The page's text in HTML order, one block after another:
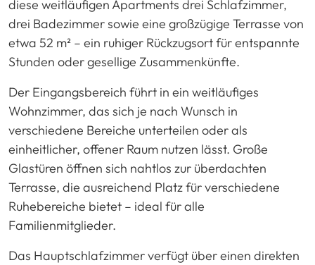
diese weitläufigen Apartments drei Schlafzimmer,
drei Badezimmer sowie eine großzügige Terrasse von
etwa 52 m² – ein ruhiger Rückzugsort für entspannte
Stunden oder gesellige Zusammenkünfte.
Der Eingangsbereich führt in ein weitläufiges
Wohnzimmer, das sich je nach Wunsch in
verschiedene Bereiche unterteilen oder als
einheitlicher, offener Raum nutzen lässt. Große
Glastüren öffnen sich nahtlos zur überdachten
Terrasse, die ausreichend Platz für verschiedene
Ruhebereiche bietet – ideal für alle
Familienmitglieder.
Das Hauptschlafzimmer verfügt über einen direkten